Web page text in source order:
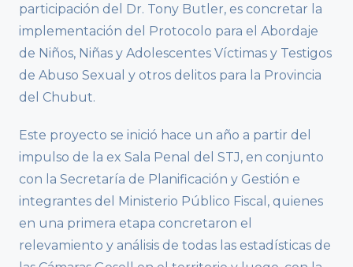
participación del Dr. Tony Butler, es concretar la
implementación del Protocolo para el Abordaje
de Niños, Niñas y Adolescentes Víctimas y Testigos
de Abuso Sexual y otros delitos para la Provincia
del Chubut.
Este proyecto se inició hace un año a partir del
impulso de la ex Sala Penal del STJ, en conjunto
con la Secretaría de Planificación y Gestión e
integrantes del Ministerio Público Fiscal, quienes
en una primera etapa concretaron el
relevamiento y análisis de todas las estadísticas de